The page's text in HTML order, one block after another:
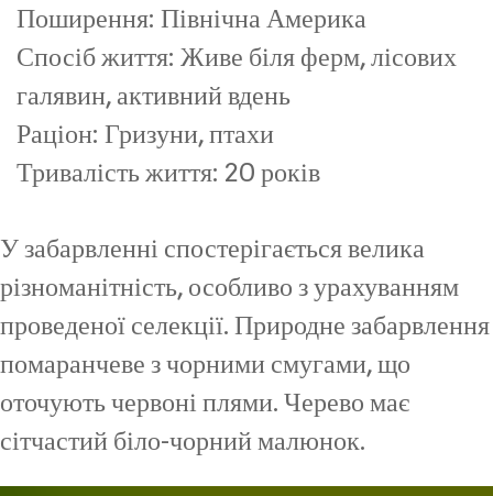
Поширення: Північна Америка
Спосіб життя: Живе біля ферм, лісових
галявин, активний вдень
Раціон: Гризуни, птахи
Тривалість життя: 20 років
У забарвленні спостерігається велика
різноманітність, особливо з урахуванням
проведеної селекції. Природне забарвлення
помаранчеве з чорними смугами, що
оточують червоні плями. Черево має
сітчастий біло-чорний малюнок.